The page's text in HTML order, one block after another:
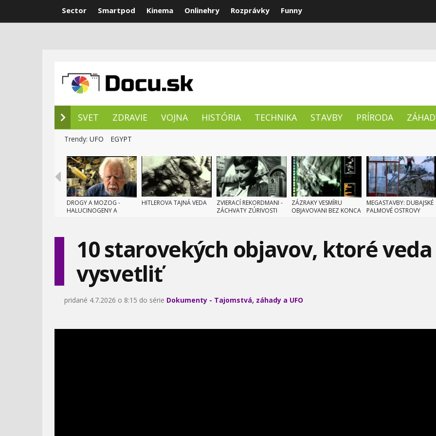
Sector Smartpod Kinema Onlinehry Rozprávky Funny
SVET ZDRAVIE VOJNA HISTÓRIA TECHNIKA STAVBY PRÍRODA
Trendy: UFO EGYPT
DROGY A MOZOG -
HALUCINOGENY A
HITLEROVA TAJNÁ VEDA
ZVIERACÍ REKORDMANI -
ZÁCHVATY ZÚRIVOSTI
ZÁZRAKY VESMÍRU
OBJAVOVANI BEZ KONCA
MEGASTAVBY: DUBAJSKÉ
PALMOVÉ OSTROVY
5 DIMENZIA - MYSEĽ
OVLÁDAJÚCA HMOTU
EFEKTOV V JURASSIC
10 starovekých objavov, ktoré
vysvetliť
pridané 4.7.2026 o 8:15 do série Dokumenty - Tajomstvá, záhady a UFO